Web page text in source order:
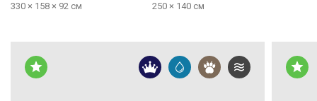
330 × 158 × 92 см
250 × 140 см